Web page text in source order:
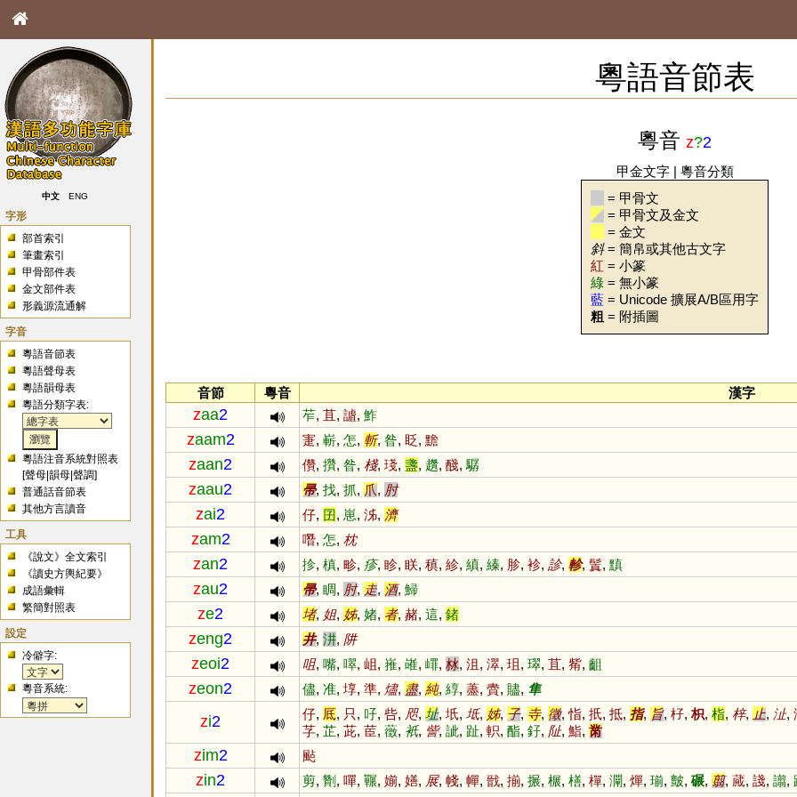
中文 ENG
字形
部首索引
筆畫索引
甲骨部件表
金文部件表
形義源流通解
字音
粵語音節表
粵語聲母表
粵語韻母表
粵語分類字表:
粵語注音系統對照表
[聲母 |韻母 |聲調]
普通話音節表
其他方言讀音
工具
《說文》全文索引
《讀史方輿紀要》
成語彙輯
繁簡對照表
設定
冷僻字:
粵音系統:
粵語音節表
粵音 z?2
甲金文字| 粵音分類
= 甲骨文
= 甲骨文及金文
= 金文
斜= 簡帛或其他古文字
紅 = 小篆
綠 = 無小篆
藍 = Unicode 擴展A/B區用字
粗 = 附插圖
音節 粵音 漢字
zaa2 苲, 苴, 謯, 鮓
zaam2 寁, 嶄, 怎, 斬, 昝, 眨, 黵
zaan2 儹, 攢, 昝, 棧, 琖, 盞, 趲, 醆,驏
zaau2 帚, 找, 抓, 爪, 肘
zai2 仔, 囝 , 崽, 泲, 濟
zam2 噆, 怎, 枕
zan2 抮, 槙, 畛, 疹, 眕, 眹, 稹, 紾, 縝, 縥, 胗, 袗, 診, 軫, 鬒, 黰
zau2 帚, 睭, 肘, 走, 酒, 鯞
ze2 堵, 姐, 姊, 媎, 者, 赭, 這, 鍺
zeng2 井, 汫, 阱
zeoi2 咀, 嘴, 噿, 岨, 嶊, 嶉, 嶵, 沝, 沮 , 濢, 珇 , 璻, 苴, 觜, 齟
zeon2 儘, 准, 埻, 準, 燼, 盡, 純, 綧, 藎, 賮, 贐, 隼
zi2 仔, 厎, 只, 吇, 呰, 咫, 址, 坁, 坻, 姊, 子, 寺, 徵,恉, 扺, 抵, 指, 旨, 杍, 枳, 栺, 梓, 止, 沚,
芓, 芷, 茈, 茞, 藢, 衹, 訾, 訿, 趾, 軹, 酯, 釨, 阯, 鮨, 黹
zim2 颭
zin2 剪, 劗, 嘽, 囅, 媊, 嫸, 展, 帴, 幝, 戩, 揃, 搌, 榐, 橏, 樿, 灛, 燀, 瑐, 皽, 碾, 翦, 蕆, 諓, 譾,